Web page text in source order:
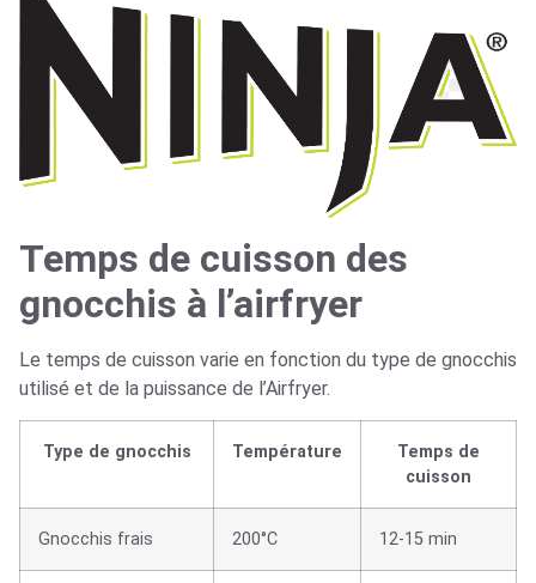
Temps de cuisson des
gnocchis à l’airfryer
Le temps de cuisson varie en fonction du type de gnocchis
utilisé et de la puissance de l’Airfryer.
Type de gnocchis Température
Temps de
cuisson
Gnocchis frais 200°C 12-15 min